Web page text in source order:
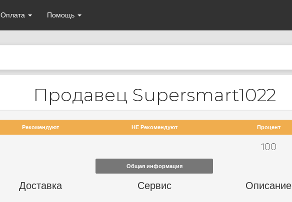
Оплата Помощь
Продавец Supersmart1022
Рекомендуют НЕ Рекомендуют Процент
100
Общая информация
Доставка Сервис Описание